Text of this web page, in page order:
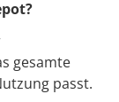
gesamte
passt.